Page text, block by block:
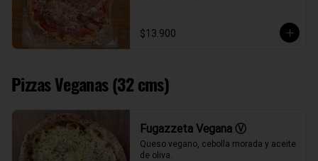
$13.900
Pizzas Veganas (32 cms)
Fugazzeta Vegana Ⓥ
Queso vegano, cebolla morada y aceite
de oliva.